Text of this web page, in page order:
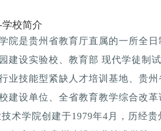
校简介
院是贵州省教育厅直属的一所全
建设实验校、教育部 现代学徒制
业技能型紧缺人才培训基地、贵
建设单位、全省教育教学综合改
术学院创建于1979年4月，历经